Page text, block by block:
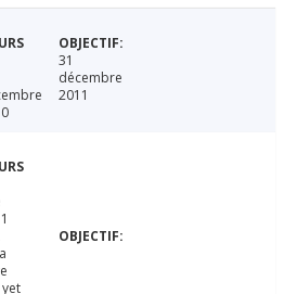
31
décembre
2011